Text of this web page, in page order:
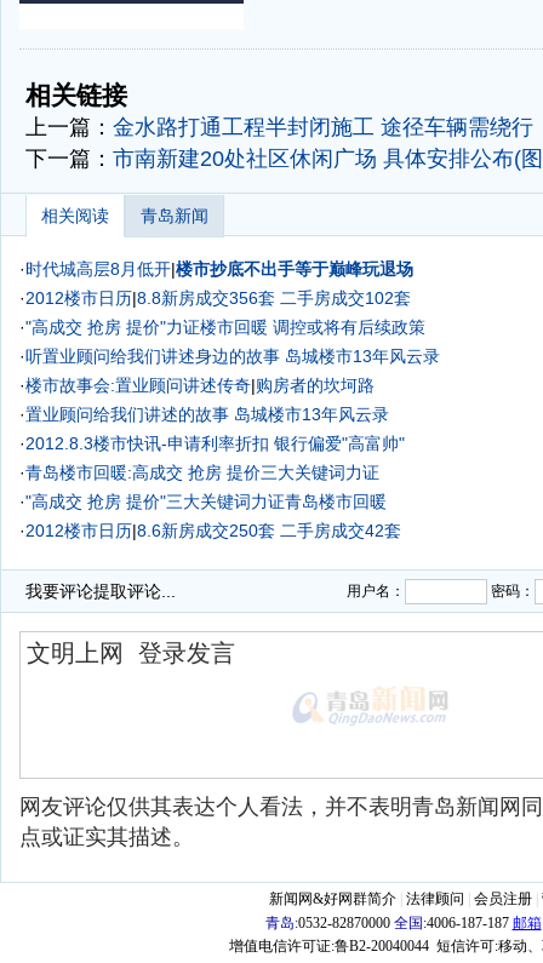
-
相关链接
上一篇： 金水路打通工程半封闭施工 途径车辆需绕行
下一篇： 市南新建20处社区休闲广场 具体安排公布(
相关阅读 青岛新闻
·时代城高层8月低开|楼市抄底不出手等于巅峰玩退场
·2012楼市日历|8.8新房成交356套 二手房成交102套
·"高成交 抢房 提价"力证楼市回暖 调控或将有后续政策
·听置业顾问给我们讲述身边的故事 岛城楼市13年风云录
·楼市故事会:置业顾问讲述传奇|购房者的坎坷路
·置业顾问给我们讲述的故事 岛城楼市13年风云录
·2012.8.3楼市快讯-申请利率折扣 银行偏爱"高富帅"
·青岛楼市回暖:高成交 抢房 提价三大关键词力证
·"高成交 抢房 提价"三大关键词力证青岛楼市回暖
·2012楼市日历|8.6新房成交250套 二手房成交42套
我要评论提取评论... 用户名： 密码：
网友评论仅供其表达个人看法，并不表明青岛新闻网
点或证实其描述。